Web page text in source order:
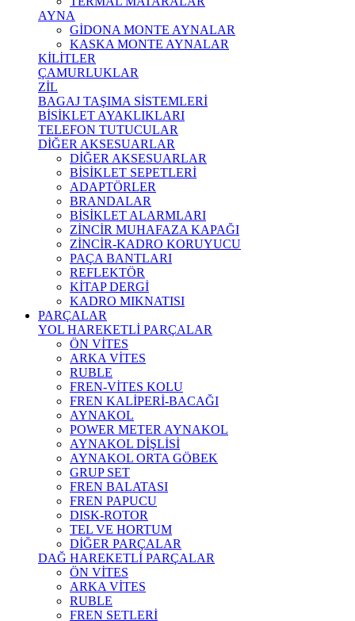
AYNA
GİDONA MONTE AYNALAR
KASKA MONTE AYNALAR
KİLİTLER
ÇAMURLUKLAR
ZİL
BAGAJ TAŞIMA SİSTEMLERİ
BİSİKLET AYAKLIKLARI
TELEFON TUTUCULAR
DİĞER AKSESUARLAR
DİĞER AKSESUARLAR
BİSİKLET SEPETLERİ
ADAPTÖRLER
BRANDALAR
BİSİKLET ALARMLARI
ZİNCİR MUHAFAZA KAPAĞI
ZİNCİR-KADRO KORUYUCU
PAÇA BANTLARI
REFLEKTÖR
KİTAP DERGİ
KADRO MIKNATISI
PARÇALAR
YOL HAREKETLİ PARÇALAR
ÖN VİTES
ARKA VİTES
RUBLE
FREN-VİTES KOLU
FREN KALİPERİ-BACAĞI
AYNAKOL
POWER METER AYNAKOL
AYNAKOL DİŞLİSİ
AYNAKOL ORTA GÖBEK
GRUP SET
FREN BALATASI
FREN PAPUCU
DISK-ROTOR
TEL VE HORTUM
DİĞER PARÇALAR
DAĞ HAREKETLİ PARÇALAR
ÖN VİTES
ARKA VİTES
RUBLE
FREN SETLERİ